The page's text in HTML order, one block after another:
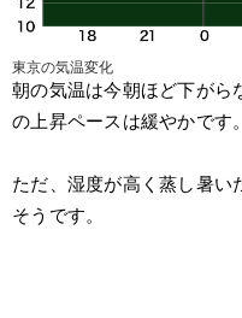
東京の気温変化
朝の気温は今朝ほど下がら
の上昇ペースは緩やかです
ただ、湿度が高く蒸し暑い
そうです。